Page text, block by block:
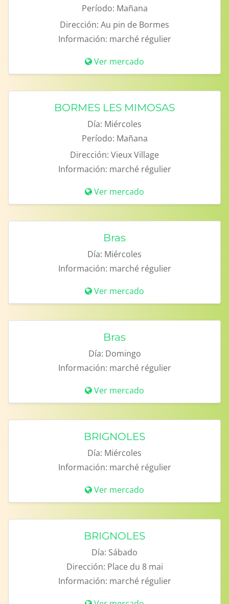
Período: Mañana
Dirección: Au pin de Bormes
Información: marché régulier
Ver mercado
BORMES LES MIMOSAS
Día: Miércoles
Período: Mañana
Dirección: Vieux Village
Información: marché régulier
Ver mercado
Bras
Día: Miércoles
Información: marché régulier
Ver mercado
Bras
Día: Domingo
Información: marché régulier
Ver mercado
BRIGNOLES
Día: Miércoles
Información: marché régulier
Ver mercado
BRIGNOLES
Día: Sábado
Dirección: Place du 8 mai
Información: marché régulier